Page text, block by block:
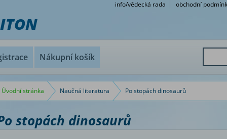
info/vědecká rada obchodní
Nákupní košík
Úvodní stránka Naučná literatura Po stopách dinosaurů
stopách dinosaurů